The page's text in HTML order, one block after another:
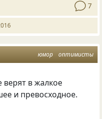
7
юмор оптимисты
в жалкое
и превосходное.